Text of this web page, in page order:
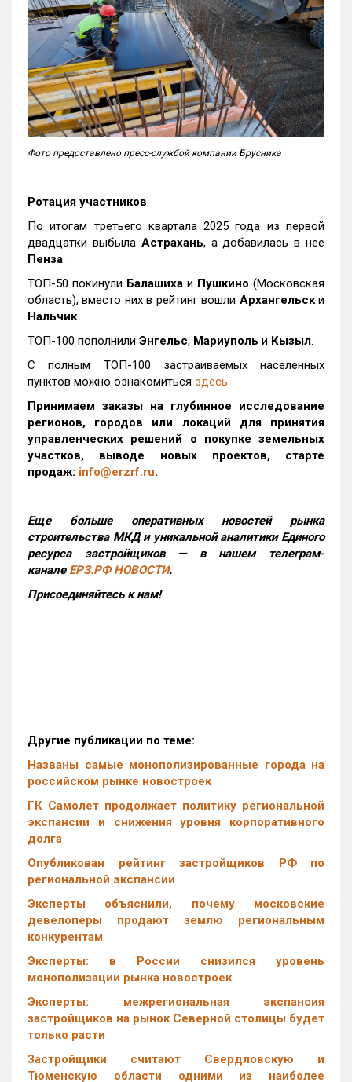
Фото предоставлено пресс-службой компании Брусника
Ротация участников
По итогам третьего квартала 2025 года из первой
двадцатки выбыла Астрахань, а добавилась в нее
Пенза.
ТОП-50 покинули Балашиха и Пушкино (Московская
область), вместо них в рейтинг вошли Архангельски
Нальчик.
ТОП-100 пополнили Энгельс, Мариуполь и Кызыл.
С полным ТОП-100 застраиваемых населенных
пунктов можно ознакомиться здесь.
Принимаем заказы на глубинное исследование
регионов, городов или локаций для принятия
управленческих решений о покупке земельных
участков, выводе новых проектов, старте
продаж: info@erzrf.ru.
Еще больше оперативных новостей рынка
строительства МКД и уникальной аналитики Единого
ресурса застройщиков — в нашем телеграм-
канале ЕРЗ.РФ НОВОСТИ.
Присоединяйтесь к нам!
Другие публикации по теме:
Названы самые монополизированные города на
российском рынке новостроек
ГК Самолет продолжает политику региональной
экспансии и снижения уровня корпоративного
долга
Опубликован рейтинг застройщиков РФ по
региональной экспансии
Эксперты объяснили, почему московские
девелоперы продают землю региональным
конкурентам
Эксперты: в России снизился уровень
монополизации рынка новостроек
Эксперты: межрегиональная экспансия
застройщиков на рынок Северной столицы будет
только расти
Застройщики считают Свердловскую и
Тюменскую области одними из наиболее